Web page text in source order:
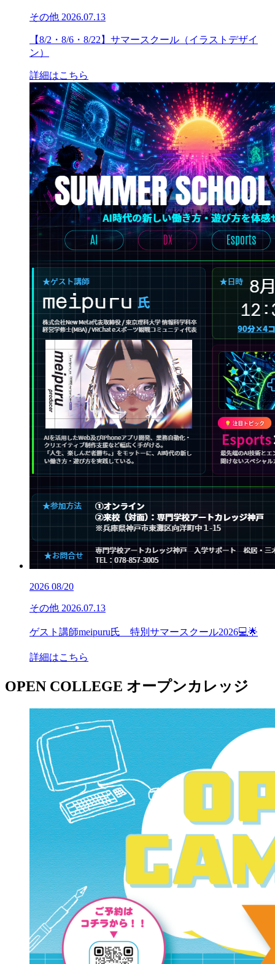
その他 2026.07.13
【8/2・8/6・8/22】サマースクール（イラストデザイ
ン）
詳細はこちら
2026 08/20
その他 2026.07.13
ゲスト講師meipuru氏 特別サマースクール2026💻🌟
詳細はこちら
OPEN COLLEGE オープンカレッジ